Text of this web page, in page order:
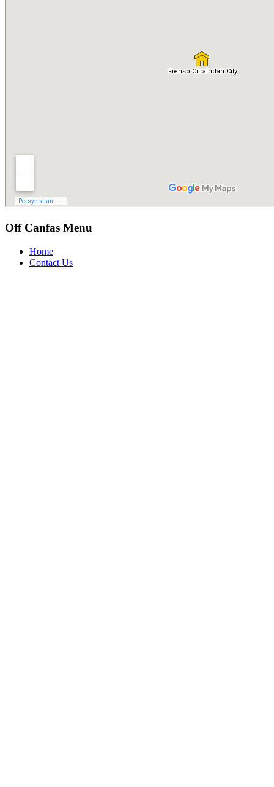
Off Canfas Menu
Home
Contact Us